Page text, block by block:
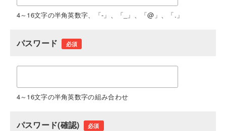
4～16文字の半角英数字、「-」、「_」、「@」、「.」
パスワード 必須
4～16文字の半角英数字の組み合わせ
パスワード(確認) 必須